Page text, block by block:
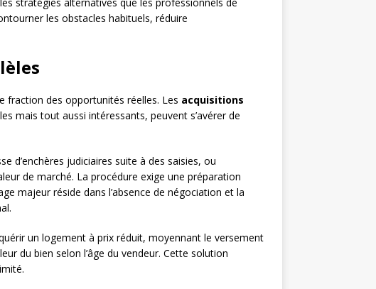
les obstacles habituels, réduire
fraction des opportunités réelles. Les acquisitions
mais tout aussi intéressants, peuvent s’avérer de
d’enchères judiciaires suite à des saisies, ou
de marché. La procédure exige une préparation
majeur réside dans l’absence de négociation et la
un logement à prix réduit, moyennant le versement
du bien selon l’âge du vendeur. Cette solution